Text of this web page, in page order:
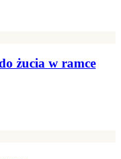
żucia w ramce